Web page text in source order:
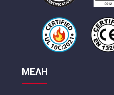
ΜΕΛΗ